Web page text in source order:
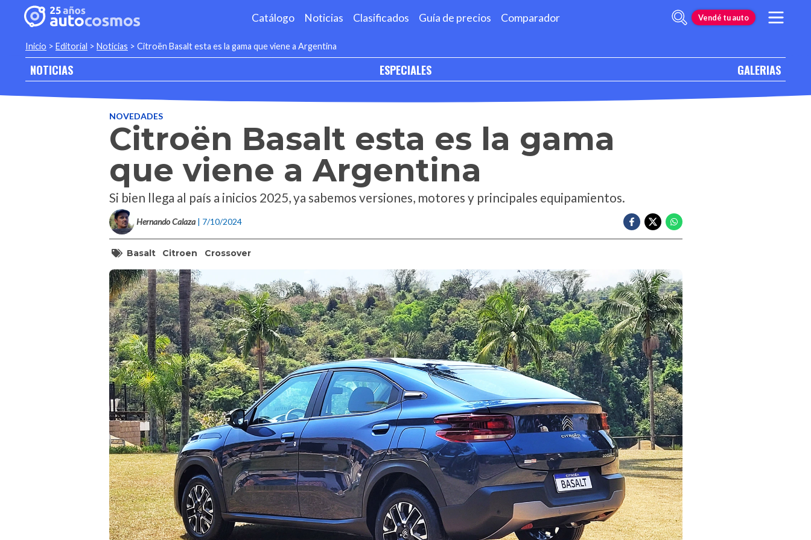
Catálogo Noticias Clasificados Guía de precios Comparador Vendé tu auto
Inicio > Editorial > Noticias > Citroën Basalt esta es la gama que viene a Argentina
NOTICIAS ESPECIALES GALERIAS
NOVEDADES
Citroën Basalt esta es la gama
que viene a Argentina
Si bien llega al país a inicios 2025, ya sabemos versiones, motores y principales equipamientos.
Hernando Calaza | 7/10/2024
Basalt Citroen Crossover